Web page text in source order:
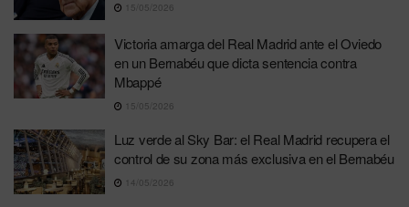
15/05/2026
Victoria amarga del Real Madrid ante el Oviedo
en un Bernabéu que dicta sentencia contra
Mbappé
15/05/2026
Luz verde al Sky Bar: el Real Madrid recupera el
control de su zona más exclusiva en el Bernabéu
14/05/2026